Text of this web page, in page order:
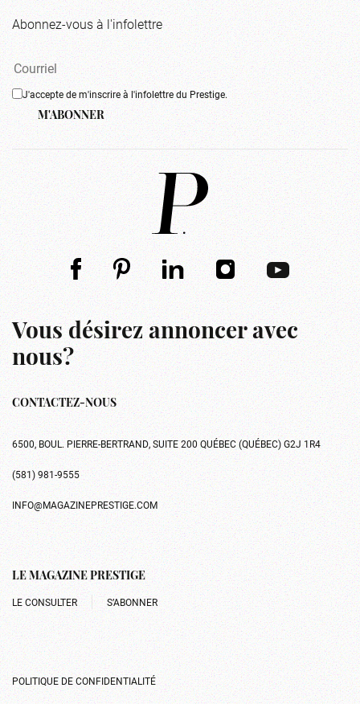
Abonnez-vous à l'infolettre
J'accepte de m'inscrire à l'infolettre du Prestige.
M'ABONNER
Vous désirez annoncer avec
nous?
CONTACTEZ-NOUS
6500, BOUL. PIERRE-BERTRAND, SUITE 200 QUÉBEC (QUÉBEC) G2J 1R4
(581) 981-9555
INFO@MAGAZINEPRESTIGE.COM
LE MAGAZINE PRESTIGE
LE CONSULTER S’ABONNER
POLITIQUE DE CONFIDENTIALITÉ